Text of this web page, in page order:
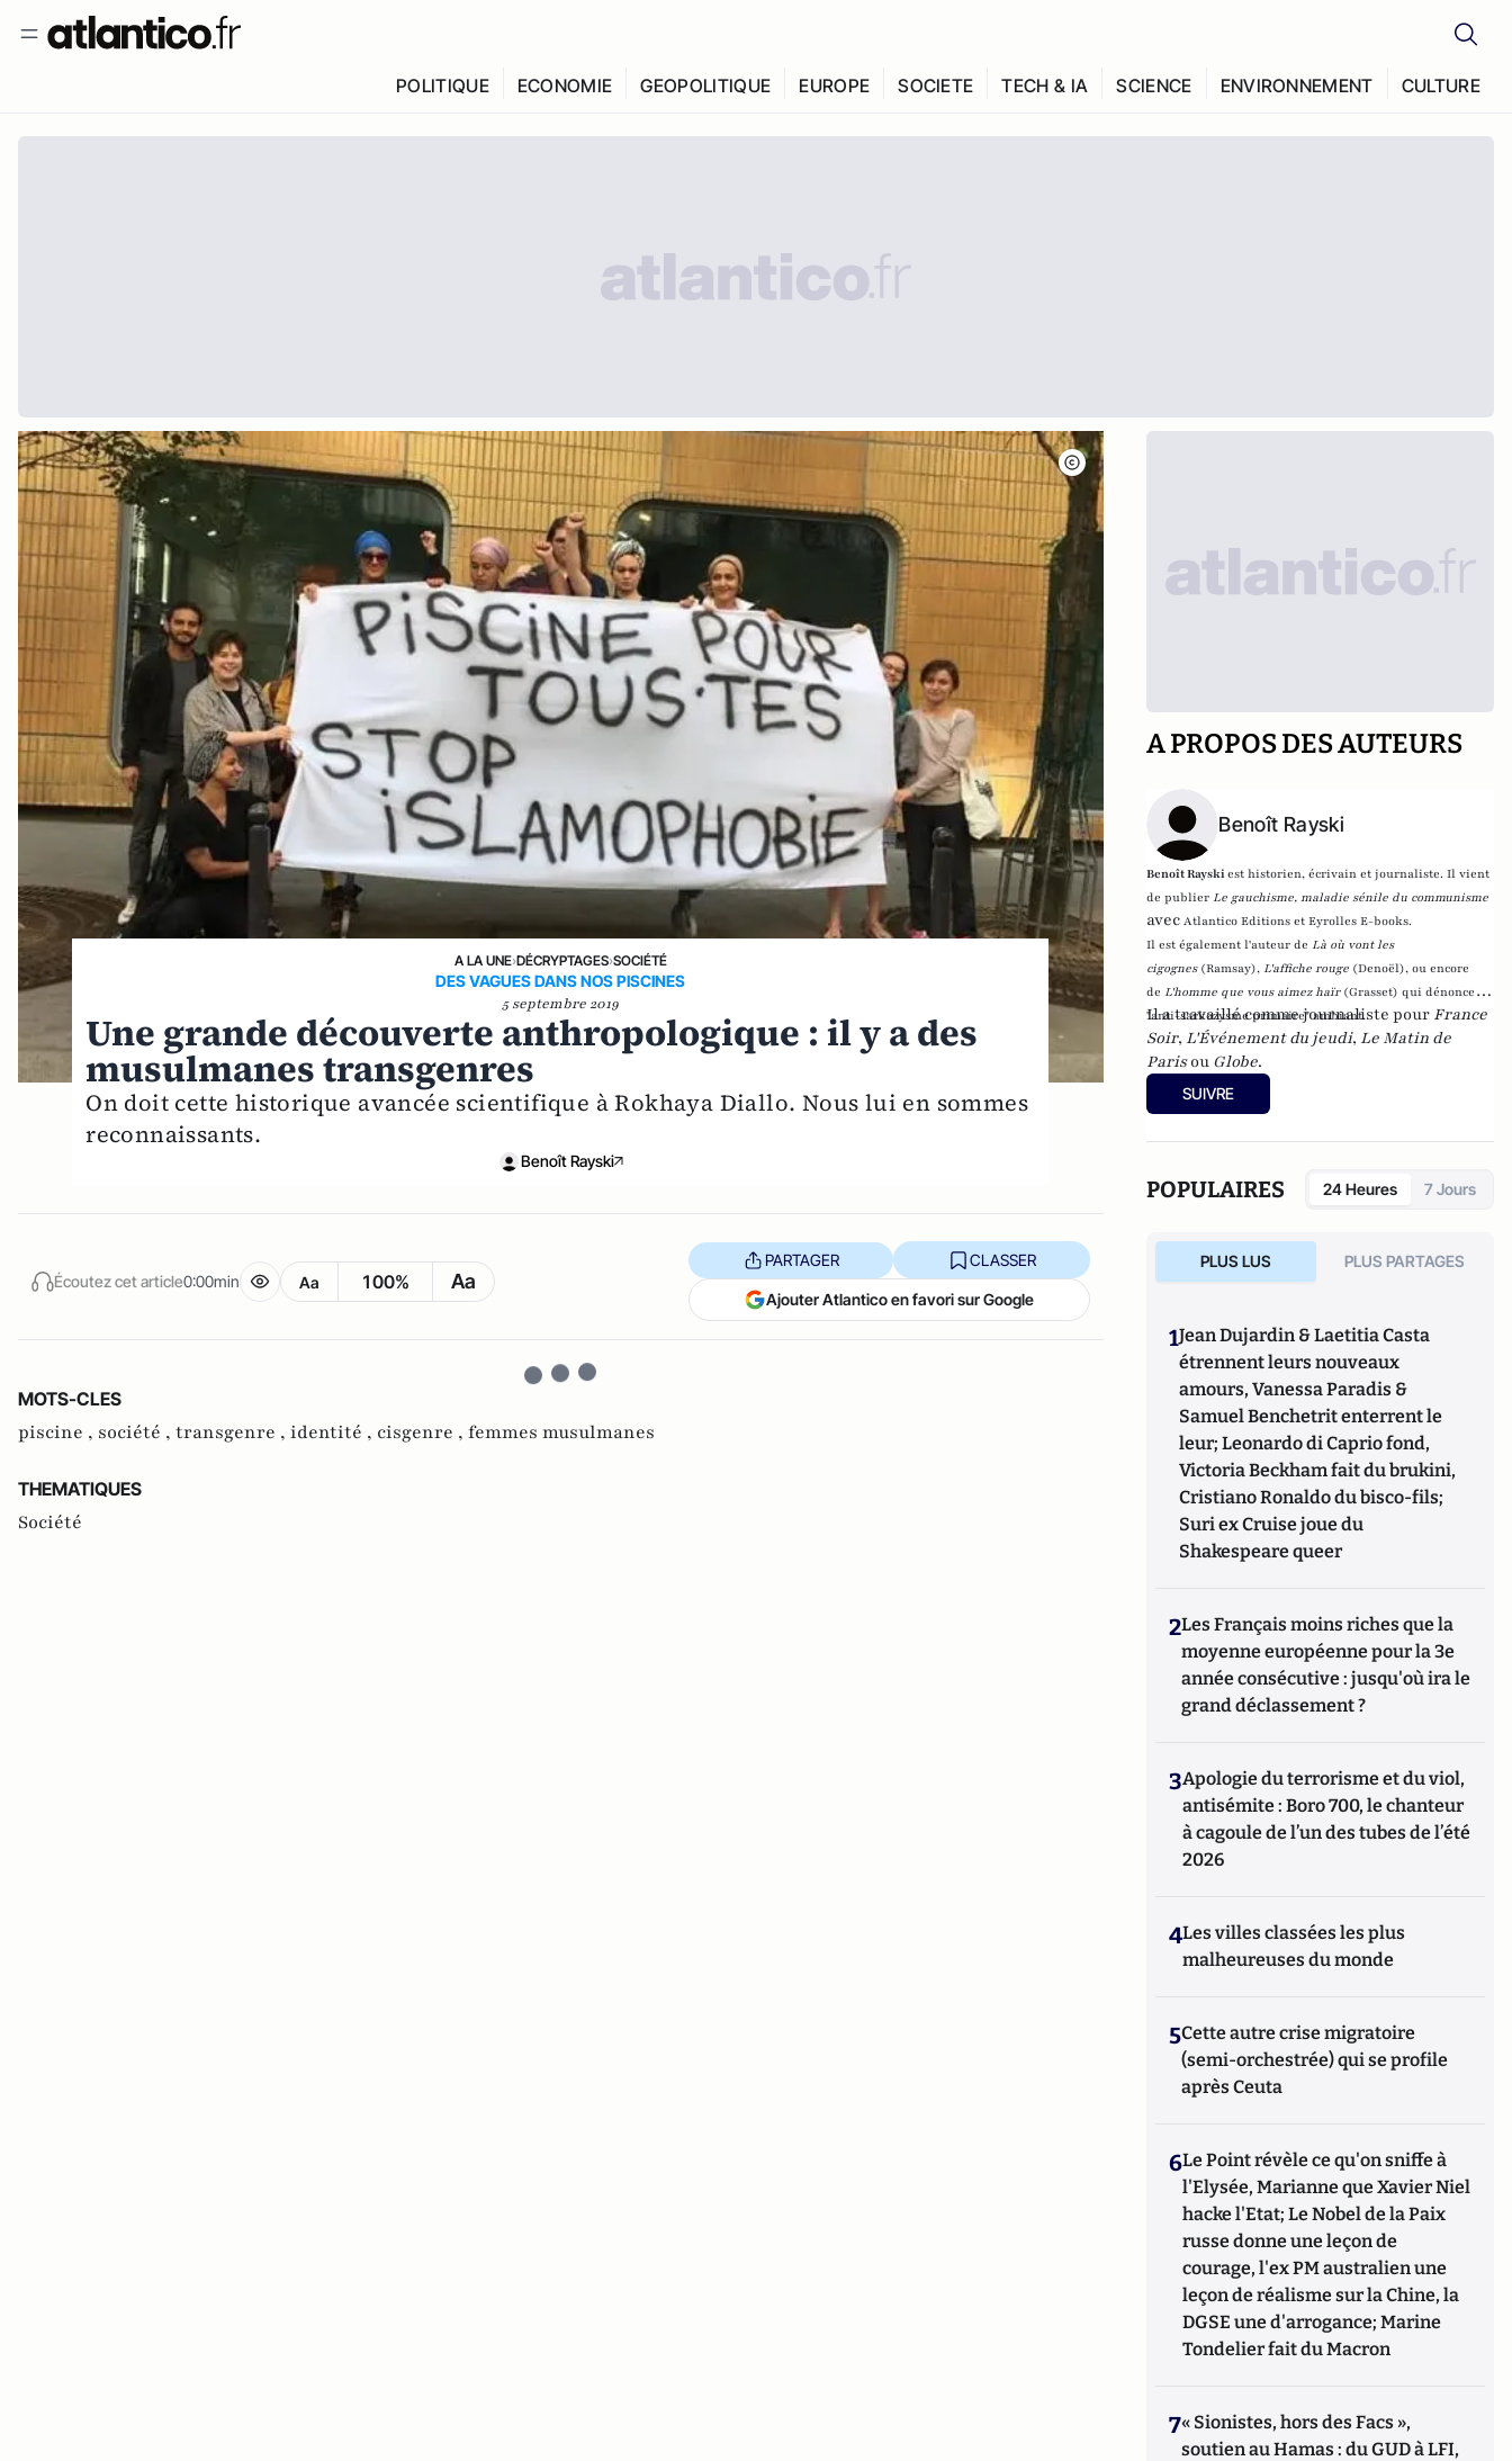
POLITIQUE ECONOMIE GEOPOLITIQUE EUROPE SOCIETE TECH & IA SCIENCE ENVIRONNEMENT CULTURE
A LA UNE›DÉCRYPTAGES›SOCIÉTÉ
DES VAGUES DANS NOS PISCINES
5 septembre 2019
Une grande découverte anthropologique : il y a des
musulmanes transgenres
On doit cette historique avancée scientifique à Rokhaya Diallo. Nous lui en sommes
reconnaissants.
Benoît Rayski
Écoutez cet article0:00min Aa 100% Aa
PARTAGER CLASSER
Ajouter Atlantico en favori sur Google
MOTS-CLES
piscine , société , transgenre , identité , cisgenre , femmes musulmanes
THEMATIQUES
Société
A PROPOS DES AUTEURS
Benoît Rayski
Benoît Rayskiest historien, écrivain et journaliste. Il vient
de publierLe gauchisme, maladie sénile du communisme
avecAtlantico Editions et Eyrolles E-books.
Il est également l'auteur deLà où vont les
cigognes (Ramsay),L'affiche rouge (Denoël), ou encore
deL'homme que vous aimez haïr (Grasset) qui dénonce l'
"anti-sarkozysme primaire" ambiant.
Il a travaillé comme journaliste pour France
Soir, L'Événement du jeudi, Le Matin de
Parisou Globe.
SUIVRE
POPULAIRES 24 Heures 7 Jours
PLUS LUS PLUS PARTAGES
1Jean Dujardin & Laetitia Casta
étrennent leurs nouveaux
amours, Vanessa Paradis &
Samuel Benchetrit enterrent le
leur; Leonardo di Caprio fond,
Victoria Beckham fait du brukini,
Cristiano Ronaldo du bisco-fils;
Suri ex Cruise joue du
Shakespeare queer
2Les Français moins riches que la
moyenne européenne pour la 3e
année consécutive : jusqu'où ira le
grand déclassement ?
3Apologie du terrorisme et du viol,
antisémite : Boro 700, le chanteur
à cagoule de l’un des tubes de l’été
2026
4Les villes classées les plus
malheureuses du monde
5Cette autre crise migratoire
(semi-orchestrée) qui se profile
après Ceuta
6Le Point révèle ce qu'on sniffe à
l'Elysée, Marianne que Xavier Niel
hacke l'Etat; Le Nobel de la Paix
russe donne une leçon de
courage, l'ex PM australien une
leçon de réalisme sur la Chine, la
DGSE une d'arrogance; Marine
Tondelier fait du Macron
7« Sionistes, hors des Facs »,
soutien au Hamas : du GUD à LFI,